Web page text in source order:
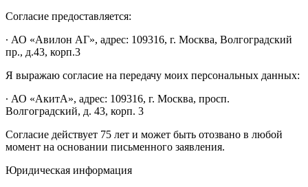
Согласие предоставляется:
∙ АО «Авилон АГ», адрес: 109316, г. Москва, Волгоградский
пр., д.43, корп.3
Я выражаю согласие на передачу моих персональных данных:
∙ АО «АкитА», адрес: 109316, г. Москва, просп.
Волгоградский, д. 43, корп. 3
Согласие действует 75 лет и может быть отозвано в любой
момент на основании письменного заявления.
Юридическая информация